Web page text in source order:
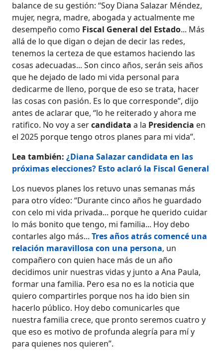
balance de su gestión: “Soy Diana Salazar Méndez,
mujer, negra, madre, abogada y actualmente me
desempeño como Fiscal General del Estado... Más
allá de lo que digan o dejan de decir las redes,
tenemos la certeza de que estamos haciendo las
cosas adecuadas... Son cinco años, serán seis años
que he dejado de lado mi vida personal para
dedicarme de lleno, porque de eso se trata, hacer
las cosas con pasión. Es lo que corresponde”, dijo
antes de aclarar que, “lo he reiterado y ahora me
ratifico. No voy a sercandidata a la Presidencia en
el 2025 porque tengo otros planes para mi vida”.
Lea también: ¿Diana Salazar candidata en las
próximas elecciones? Esto aclaró la Fiscal General
Los nuevos planes los retuvo unas semanas más
para otro vídeo: “Durante cinco años he guardado
con celo mi vida privada... porque he querido cuidar
lo más bonito que tengo, mi familia... Hoy debo
contarles algo más...Tres años atrás comencé una
relación maravillosa con una persona, un
compañero con quien hace más de un año
decidimos unir nuestras vidas y junto a Ana Paula,
formar una familia. Pero esa no es la noticia que
quiero compartirles porque nos ha ido bien sin
hacerlo público. Hoy debo comunicarles que
nuestra familia crece, que pronto seremos cuatro y
que eso es motivo de profunda alegría para mí y
para quienes nos quieren”.